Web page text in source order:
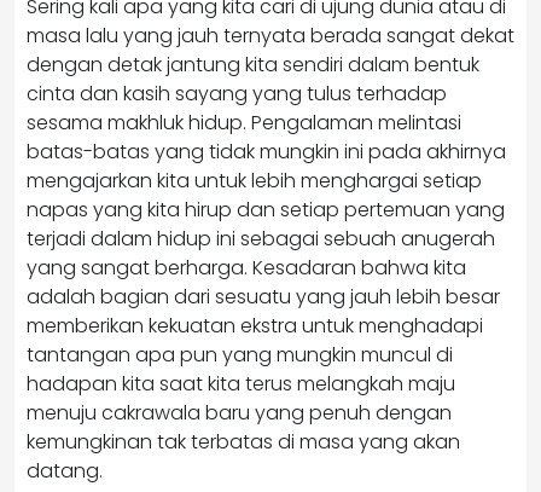
Sering kali apa yang kita cari di ujung dunia atau di
masa lalu yang jauh ternyata berada sangat dekat
dengan detak jantung kita sendiri dalam bentuk
cinta dan kasih sayang yang tulus terhadap
sesama makhluk hidup. Pengalaman melintasi
batas-batas yang tidak mungkin ini pada akhirnya
mengajarkan kita untuk lebih menghargai setiap
napas yang kita hirup dan setiap pertemuan yang
terjadi dalam hidup ini sebagai sebuah anugerah
yang sangat berharga. Kesadaran bahwa kita
adalah bagian dari sesuatu yang jauh lebih besar
memberikan kekuatan ekstra untuk menghadapi
tantangan apa pun yang mungkin muncul di
hadapan kita saat kita terus melangkah maju
menuju cakrawala baru yang penuh dengan
kemungkinan tak terbatas di masa yang akan
datang.